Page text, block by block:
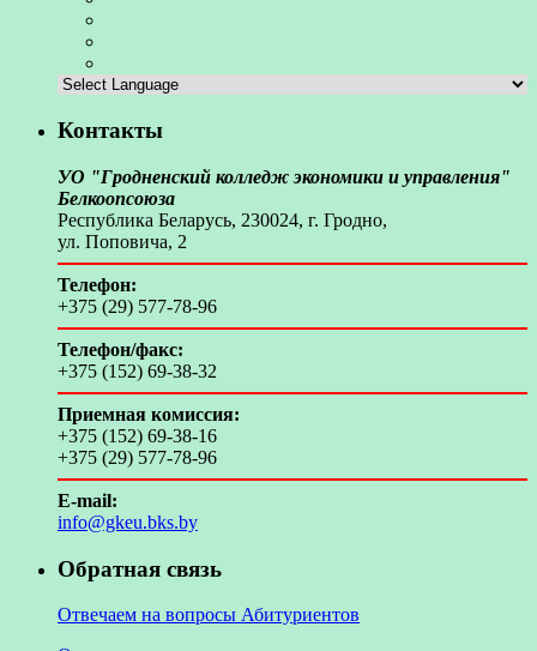
Контакты
УО "Гродненский колледж экономики и управления"
Белкоопсоюза
Республика Беларусь, 230024, г. Гродно,
ул. Поповича, 2
Телефон:
+375 (29) 577-78-96
Телефон/факс:
+375 (152) 69-38-32
Приемная комиссия:
+375 (152) 69-38-16
+375 (29) 577-78-96
E-mail:
info@gkeu.bks.by
Обратная связь
Отвечаем на вопросы Абитуриентов